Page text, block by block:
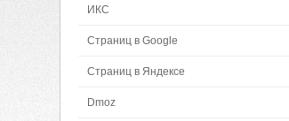
ИКС
Страниц в Google
Страниц в Яндексе
Dmoz